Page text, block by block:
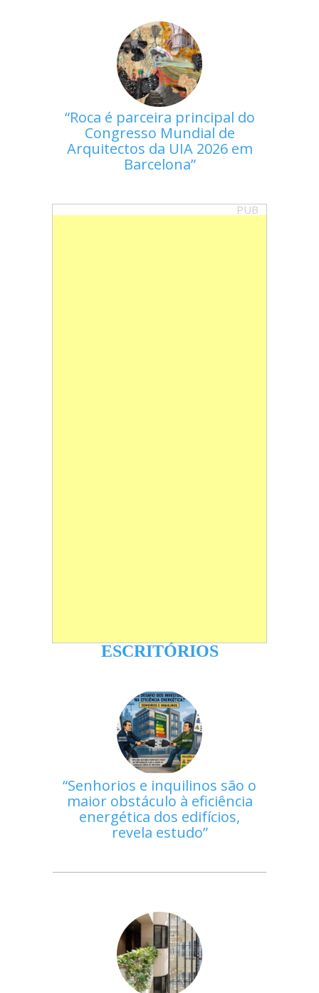
Roca é parceira principal do
Congresso Mundial de
Arquitectos da UIA 2026 em
Barcelona
PUB
ESCRITÓRIOS
Senhorios e inquilinos são o
maior obstáculo à eficiência
energética dos edifícios,
revela estudo